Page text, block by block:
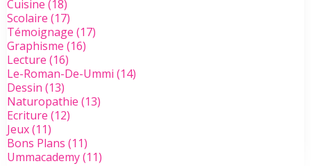
Cuisine (18)
Scolaire (17)
Témoignage (17)
Graphisme (16)
Lecture (16)
Le-Roman-De-Ummi (14)
Dessin (13)
Naturopathie (13)
Ecriture (12)
Jeux(11)
Bons Plans (11)
Ummacademy(11)